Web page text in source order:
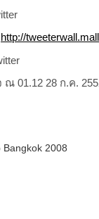
http://
ณ 01.12 28 ก.ค.
Bangkok 2008